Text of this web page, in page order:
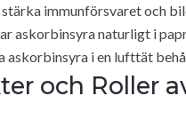
immunförsvaret och
askorbinsyra naturligt i
askorbinsyra i en lufttät
och Roller